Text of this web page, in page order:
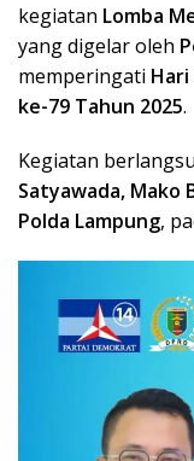
kegiatan Lomba
yang digelar oleh
memperingati
ke-79 Tahun 2025.
Kegiatan
Satyawada, Mako
Polda Lampung,